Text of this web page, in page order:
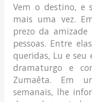
Vem o destino, e
mais uma vez.
prezo da amizade
pessoas. Entre
queridas, Lu e seu
dramaturgo e
Zumaêta. Em
semanais, lhe